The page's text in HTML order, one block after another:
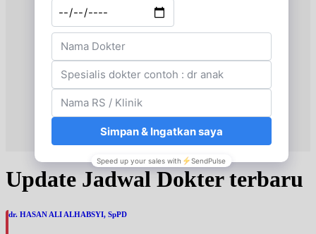
Update Jadwal Dokter terbaru
dr. HASAN ALI ALHABSYI, SpPD